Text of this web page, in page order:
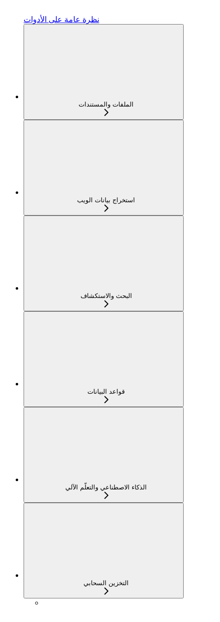
نظرة عامة على الأدوات
الملفات والمستندات
استخراج بيانات الويب
البحث والاستكشاف
قواعد البيانات
الذكاء الاصطناعي والتعلّم الآلي
التخزين السحابي